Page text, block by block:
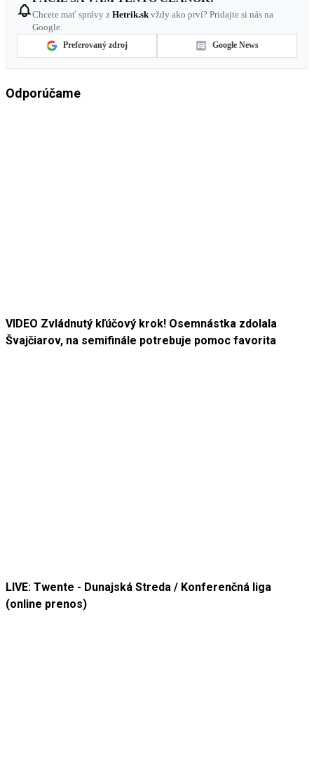
Chcete mať správy z Hetrik.sk vždy ako prví? Pridajte si nás na
Google.
Preferovaný zdroj Google News
Odporúčame
VIDEO Zvládnutý kľúčový krok! Osemnástka zdolala
Švajčiarov, na semifinále potrebuje pomoc favorita
LIVE: Twente - Dunajská Streda / Konferenčná liga
(online prenos)